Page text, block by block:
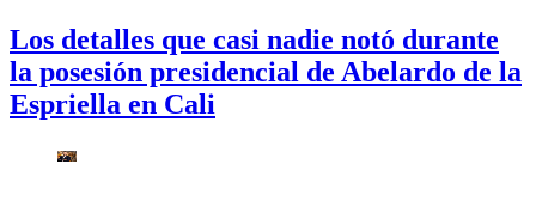
Los detalles que casi nadie notó durante
la posesión presidencial de Abelardo de la
Espriella en Cali